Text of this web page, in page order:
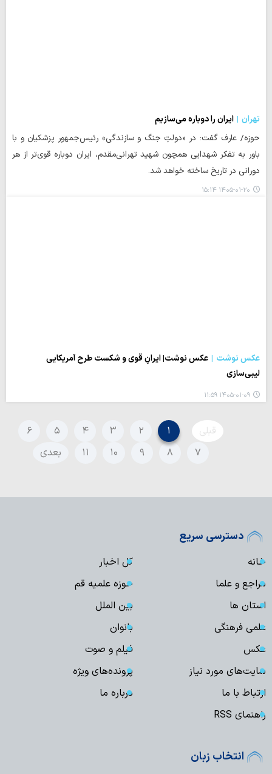
تهران
ایران را دوباره می‌سازیم
حوزه/ عارف گفت: در «دولتِ جنگ و سازندگی» رئیس‌جمهور پزشکیان و با
باور به تفکر شهدایی همچون شهید تهرانی‌مقدم، ایران دوباره قوی‌تر از هر
دورانی در تاریخ ساخته خواهد شد.
۱۴۰۵-۰۱-۲۰ ۱۵:۱۴
عکس نوشت
عکس نوشت| ایرانِ قوی و شکست طرح آمریکایی
لیبی‌سازی
۱۴۰۵-۰۱-۰۹ ۱۱:۵۹
قبلی ۱ ۲ ۳ ۴ ۵
۶
۷
۸ ۹ ۱۰ ۱۱ بعدی
دسترسی سریع
خانه
کل اخبار
مراجع و علما
حوزه علمیه قم
استان ها
بین الملل
علمی فرهنگی
بانوان
عکس
فیلم و صوت
سایت‌های مورد نیاز
پرونده‌های ویژه
ارتباط با ما
درباره ما
راهنمای RSS
انتخاب زبان